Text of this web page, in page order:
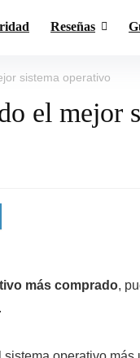
Reseñas
sistema operativo
el mejor
más comprado,